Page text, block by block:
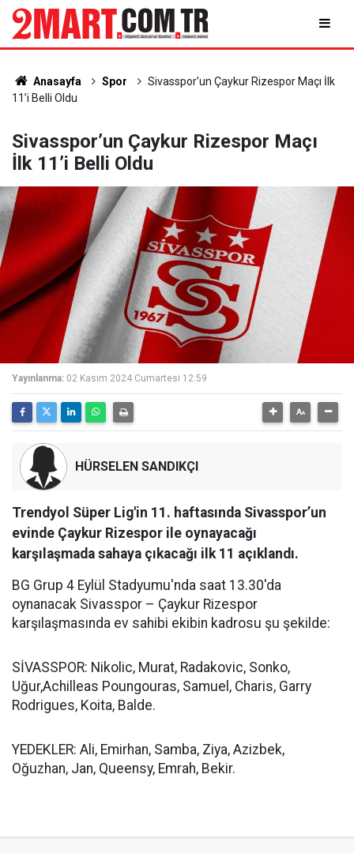
Anasayfa Spor
Sivasspor’un Çaykur Rizespor Maçı İlk
11’i Belli Oldu
Sivasspor’un Çaykur Rizespor Maçı
İlk 11’i Belli Oldu
Yayınlanma: 02 Kasım 2024 Cumartesi 12:59
HÜRSELEN SANDIKÇI
Trendyol Süper Lig'in 11. haftasında Sivasspor’un
evinde Çaykur Rizespor ile oynayacağı
karşılaşmada sahaya çıkacağı ilk 11 açıklandı.
BG Grup 4 Eylül Stadyumu'nda saat 13.30'da
oynanacak Sivasspor – Çaykur Rizespor
karşılaşmasında ev sahibi ekibin kadrosu şu şekilde:
SİVASSPOR: Nikolic, Murat, Radakovic, Sonko,
Uğur,Achilleas Poungouras, Samuel, Charis, Garry
Rodrigues, Koita, Balde.
YEDEKLER: Ali, Emirhan, Samba, Ziya, Azizbek,
Oğuzhan, Jan, Queensy, Emrah, Bekir.